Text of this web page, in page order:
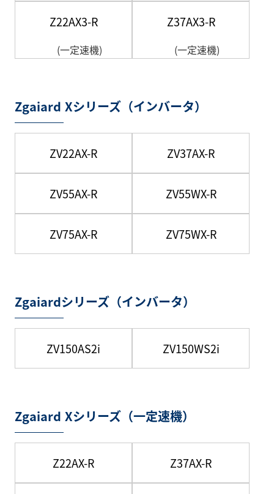
Z22AX3-R
(一定速機)
Z37AX3-R
(一定速機)
Zgaiard Xシリーズ（インバータ）
ZV22AX-R ZV37AX-R
ZV55AX-R ZV55WX-R
ZV75AX-R ZV75WX-R
Zgaiardシリーズ（インバータ）
ZV150AS2i ZV150WS2i
Zgaiard Xシリーズ（一定速機）
Z22AX-R Z37AX-R